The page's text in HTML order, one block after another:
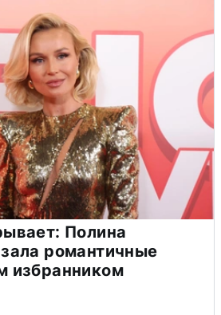
Полина
романтичные
избранником